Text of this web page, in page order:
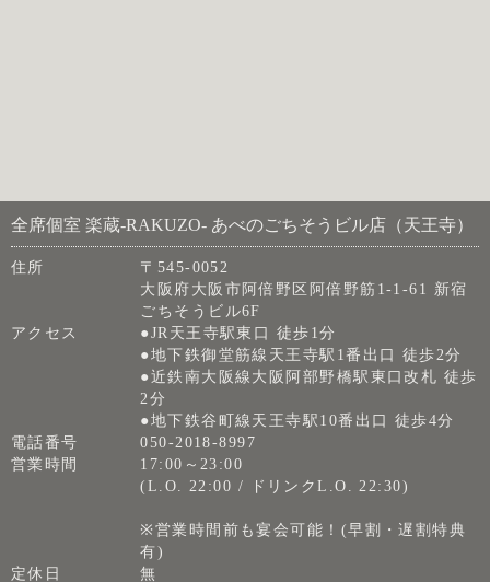
全席個室 楽蔵‐RAKUZO‐ あべのごちそうビル店（天王寺）
住所
〒545-0052
大阪府大阪市阿倍野区阿倍野筋1-1-61 新宿
ごちそうビル6F
アクセス
●JR天王寺駅東口 徒歩1分
●地下鉄御堂筋線天王寺駅1番出口 徒歩2分
●近鉄南大阪線大阪阿部野橋駅東口改札 徒歩
2分
●地下鉄谷町線天王寺駅10番出口 徒歩4分
電話番号
050-2018-8997
営業時間
17:00～23:00
(L.O. 22:00 / ドリンクL.O. 22:30)
※営業時間前も宴会可能！(早割・遅割特典
有)
定休日
無